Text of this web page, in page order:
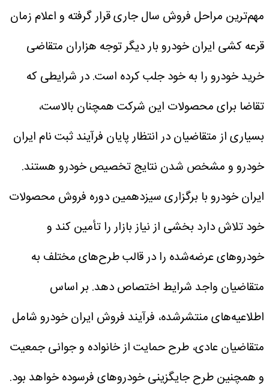
مهم‌ترین مراحل فروش سال جاری قرار گرفته و اعلام زمان
قرعه کشی ایران خودرو بار دیگر توجه هزاران متقاضی
خرید خودرو را به خود جلب کرده است. در شرایطی که
تقاضا برای محصولات این شرکت همچنان بالاست،
بسیاری از متقاضیان در انتظار پایان فرآیند ثبت نام ایران
خودرو و مشخص شدن نتایج تخصیص خودرو هستند.
ایران خودرو با برگزاری سیزدهمین دوره فروش محصولات
خود تلاش دارد بخشی از نیاز بازار را تأمین کند و
خودروهای عرضه‌شده را در قالب طرح‌های مختلف به
متقاضیان واجد شرایط اختصاص دهد. بر اساس
اطلاعیه‌های منتشرشده، فرآیند فروش ایران خودرو شامل
متقاضیان عادی، طرح حمایت از خانواده و جوانی جمعیت
و همچنین طرح جایگزینی خودروهای فرسوده خواهد بود.